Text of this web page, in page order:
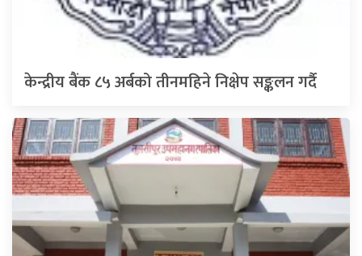
केन्द्रीय बैंक ८५ अर्बको तीनमहिने निक्षेप सङ्कलन गर्दै